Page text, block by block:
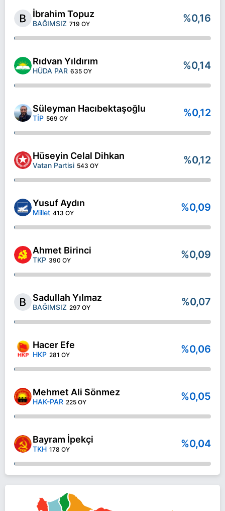
İbrahim Topuz
BAĞIMSIZ 719 OY %0,16
Rıdvan Yıldırım
HÜDA PAR 635 OY %0,14
Süleyman Hacıbektaşoğlu
TİP 569 OY %0,12
Hüseyin Celal Dihkan
Vatan Partisi 543 OY %0,12
Yusuf Aydın
Millet 413 OY %0,09
Ahmet Birinci
TKP 390 OY %0,09
Sadullah Yılmaz
BAĞIMSIZ 297 OY %0,07
Hacer Efe
HKP 281 OY %0,06
Mehmet Ali Sönmez
HAK-PAR 225 OY %0,05
Bayram İpekçi
TKH 178 OY %0,04